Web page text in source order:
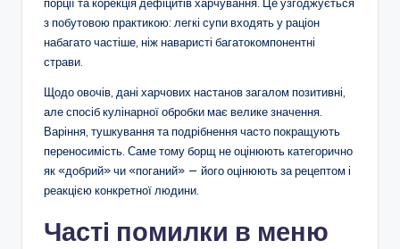
з побутовою практикою: легкі супи входять у раціон
набагато частіше, ніж наваристі багатокомпонентні
страви.
Щодо овочів, дані харчових настанов загалом позитивні,
але спосіб кулінарної обробки має велике значення.
Варіння, тушкування та подрібнення часто покращують
переносимість. Саме тому борщ не оцінюють категорично
як «добрий» чи «поганий» — його оцінюють за рецептом і
реакцією конкретної людини.
Часті помилки в меню